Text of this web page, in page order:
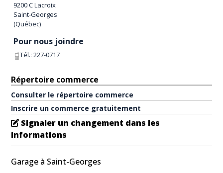
9200 C Lacroix
Saint-Georges
(Québec)
Pour nous joindre
Tél.:227-0717
Répertoire commerce
Consulter le répertoire commerce
Inscrire un commerce gratuitement
Signaler un changement dans les
informations
Garage à Saint-Georges